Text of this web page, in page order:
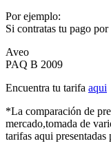
Por ejemplo:
Si contratas tu pago
Aveo
PAQ B 2009
Encuentra tu tarifa aqui
*La comparación de
mercado,tomada de
tarifas aqui presentadas